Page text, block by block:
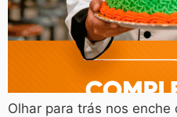
Olhar para trás nos